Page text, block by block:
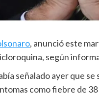
, anunció este
según
señalado ayer que
como fiebre de